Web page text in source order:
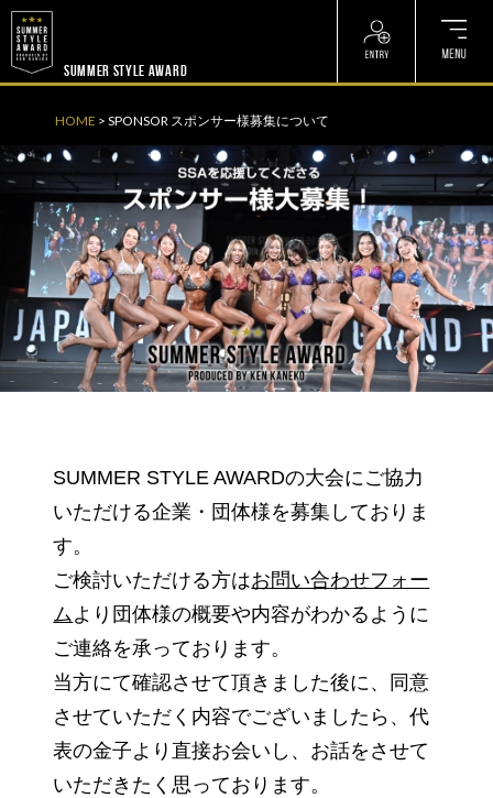
SUMMER STYLE AWARD
HOME > SPONSOR スポンサー様募集について
SUMMER STYLE AWARDの大会にご協力
いただける企業・団体様を募集しておりま
す。
ご検討いただける方はお問い合わせフォー
ムより団体様の概要や内容がわかるように
ご連絡を承っております。
当方にて確認させて頂きました後に、同意
させていただく内容でございましたら、代
表の金子より直接お会いし、お話をさせて
いただきたく思っております。